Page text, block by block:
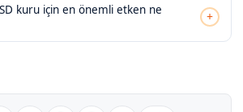
kuru için en önemli etken ne
+